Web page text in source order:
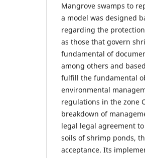
Mangrove swamps to
a model was designed
regarding the
as those that govern
fundamental of
among others and
fulfill the fundamental
environmental
regulations in the zone
breakdown of
legal legal agreement
soils of shrimp ponds,
acceptance. Its